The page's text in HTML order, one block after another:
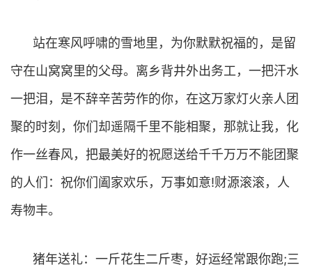
站在寒风呼啸的雪地里，为你默默祝福的，是留
守在山窝窝里的父母。离乡背井外出务工，一把汗水
一把泪，是不辞辛苦劳作的你，在这万家灯火亲人团
聚的时刻，你们却遥隔千里不能相聚，那就让我，化
作一丝春风，把最美好的祝愿送给千千万万不能团聚
的人们：祝你们阖家欢乐，万事如意!财源滚滚，人
寿物丰。
猪年送礼：一斤花生二斤枣，好运经常跟你跑;三